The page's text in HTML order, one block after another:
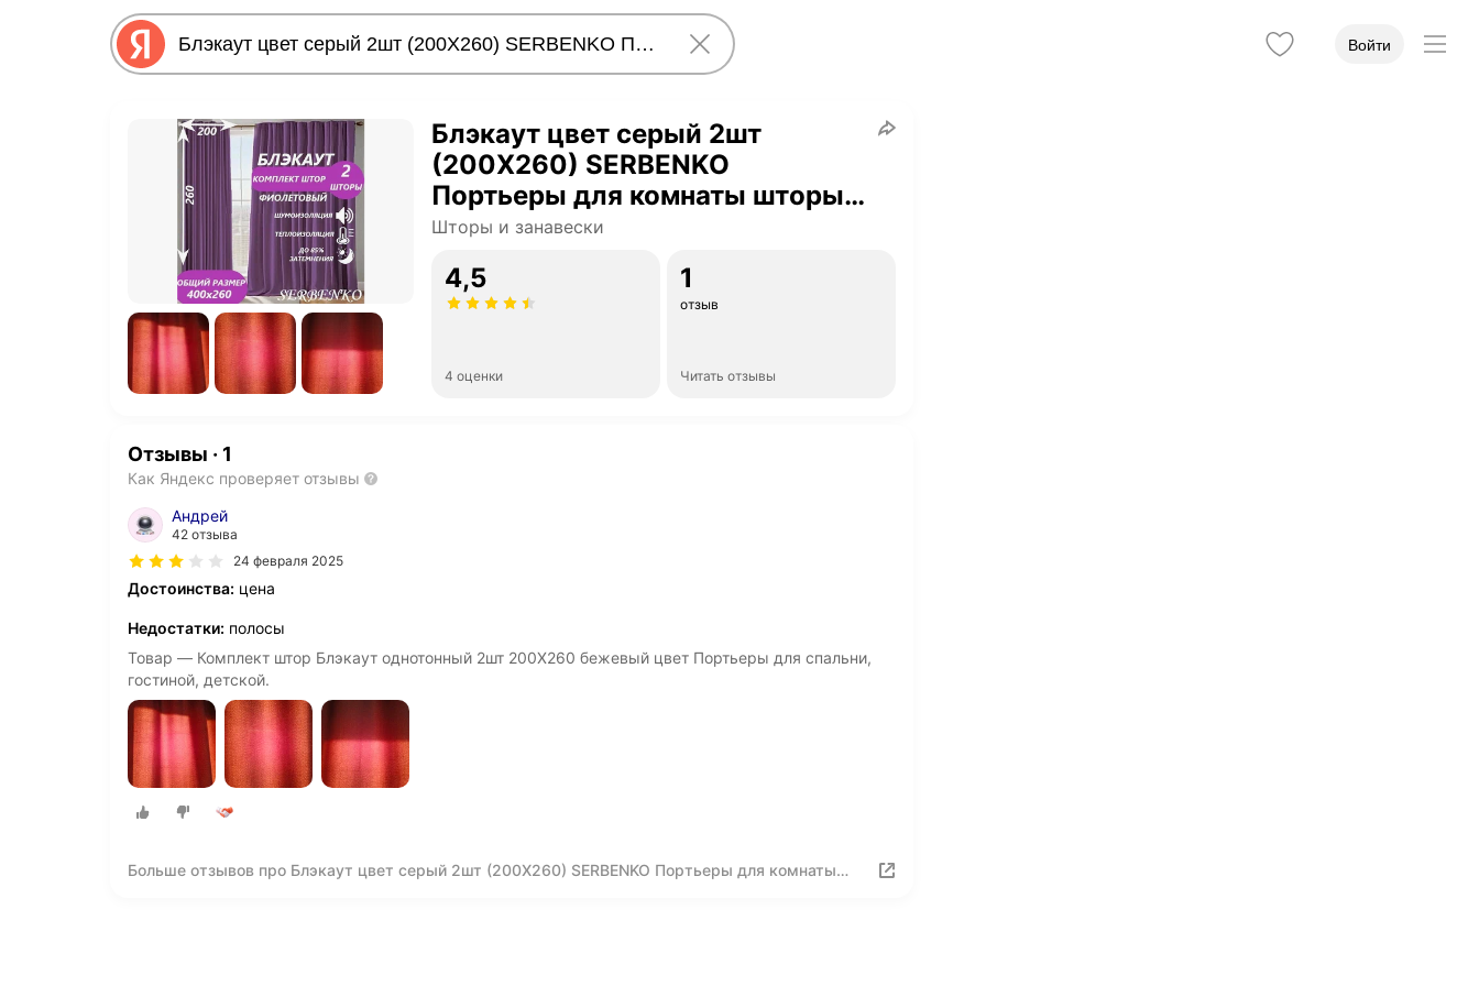
Войти
Блэкаут цвет серый 2шт
(200Х260) SERBENKO
Портьеры для комнаты шторы
для гостиной, детской, балкон,
Шторы и занавески
4,5
4 оценки
1
отзыв
Читать отзывы
Отзывы · 1
Как Яндекс проверяет отзывы
Андрей
42 отзыва
24 февраля 2025
Достоинства: цена
Недостатки: полосы
Товар — Комплект штор Блэкаут однотонный 2шт 200Х260 бежевый цвет Портьеры для спальни,
гостиной, детской.
Больше отзывов про Блэкаут цвет серый 2шт (200Х260) SERBENKO Портьеры для комнаты